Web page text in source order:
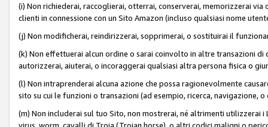
(i) Non richiederai, raccoglierai, otterrai, conserverai, memorizzerai
clienti in connessione con un Sito Amazon (incluso qualsiasi nome
(j) Non modificherai, reindirizzerai, sopprimerai, o sostituirai il
(k) Non effettuerai alcun ordine o sarai coinvolto in altre transazioni
autorizzerai, aiuterai, o incoraggerai qualsiasi altra persona fisica o
(l) Non intraprenderai alcuna azione che possa ragionevolmente
sito su cui le funzioni o transazioni (ad esempio, ricerca, navigazione,
(m) Non includerai sul tuo Sito, non mostrerai, né altrimenti utilizzerai
virus, worm, cavalli di Troia (Trojan horse), o altri codici maligni o